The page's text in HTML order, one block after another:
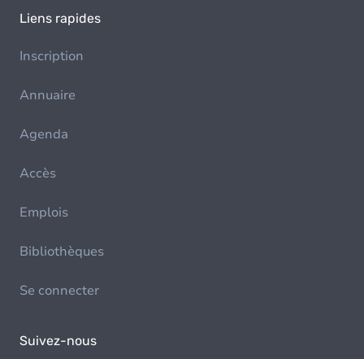
Liens rapides
Inscription
Annuaire
Agenda
Accès
Emplois
Bibliothèques
Se connecter
Suivez-nous